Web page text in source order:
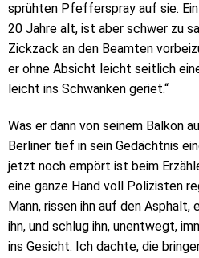
sprühten Pfefferspray auf sie.
20 Jahre alt, ist aber schwer zu
Zickzack an den Beamten
er ohne Absicht leicht seitlich
leicht ins Schwanken geriet.“
Was er dann von seinem Balkon
Berliner tief in sein Gedächtnis
jetzt noch empört ist beim
eine ganze Hand voll Polizisten
Mann, rissen ihn auf den
ihn, und schlug ihn, unentwegt,
ins Gesicht. Ich dachte, die